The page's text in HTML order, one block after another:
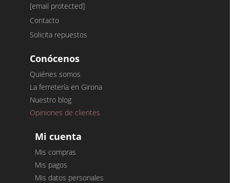
[email protected]
Contacto
Solicita repuestos
Conócenos
Quiénes somos
La ferretería en Girona
Nuestro blog
Opiniones de clientes
Mi cuenta
Mis compras
Mis pagos
Mis datos personales